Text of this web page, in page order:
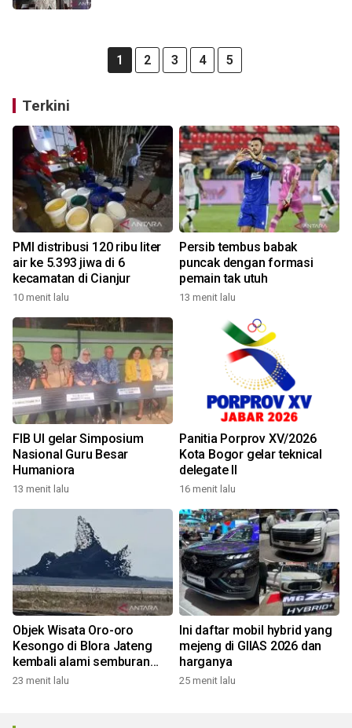
1 2 3 4 5
Terkini
PMI distribusi 120 ribu liter
air ke 5.393 jiwa di 6
kecamatan di Cianjur
10 menit lalu
Persib tembus babak
puncak dengan formasi
pemain tak utuh
13 menit lalu
FIB UI gelar Simposium
Nasional Guru Besar
Humaniora
13 menit lalu
Panitia Porprov XV/2026
Kota Bogor gelar teknical
delegate II
16 menit lalu
Objek Wisata Oro-oro
Kesongo di Blora Jateng
kembali alami semburan
lumpur
23 menit lalu
Ini daftar mobil hybrid yang
mejeng di GIIAS 2026 dan
harganya
25 menit lalu